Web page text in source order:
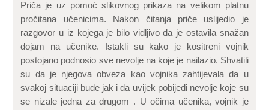
Priča je uz pomoć slikovnog prikaza na velikom platnu
pročitana učenicima. Nakon čitanja priče uslijedio je
razgovor u iz kojega je bilo vidljivo da je ostavila snažan
dojam na učenike. Istakli su kako je kositreni vojnik
postojano podnosio sve nevolje na koje je nailazio. Shvatili
su da je njegova obveza kao vojnika zahtijevala da u
svakoj situaciji bude jak i da uvijek pobijedi nevolje koje su
se nizale jedna za drugom . U očima učenika, vojnik je